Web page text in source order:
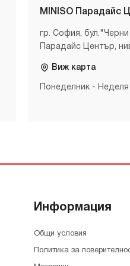
MINISO Парадайс
гр. София,
Парадайс Център,
Виж карта
Понеделник - Неделя
Информация
Общи условия
Политика за